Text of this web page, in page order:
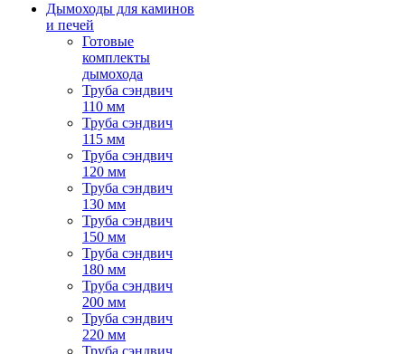
Дымоходы для каминов
и печей
Готовые
комплекты
дымохода
Труба сэндвич
110 мм
Труба сэндвич
115 мм
Труба сэндвич
120 мм
Труба сэндвич
130 мм
Труба сэндвич
150 мм
Труба сэндвич
180 мм
Труба сэндвич
200 мм
Труба сэндвич
220 мм
Труба сэндвич